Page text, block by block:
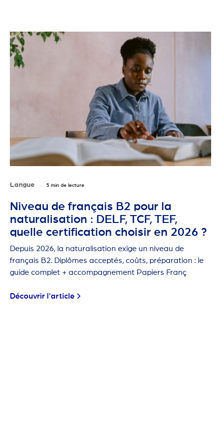
Langue 5 min de lecture
Niveau de français B2 pour la
naturalisation : DELF, TCF, TEF,
quelle certification choisir en 2026 ?
Depuis 2026, la naturalisation exige un niveau de
français B2. Diplômes acceptés, coûts, préparation : le
guide complet + accompagnement Papiers Franç
Découvrir l'article